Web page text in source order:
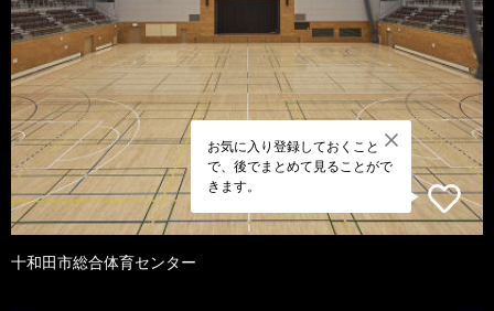
お気に入り登録しておくこと
で、後でまとめて見ることがで
きます。
十和田市総合体育センター